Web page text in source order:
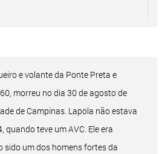
e volante da Ponte Preta e
morreu no dia 30 de agosto de
de Campinas. Lapola não estava
quando teve um AVC. Ele era
sido um dos homens fortes da